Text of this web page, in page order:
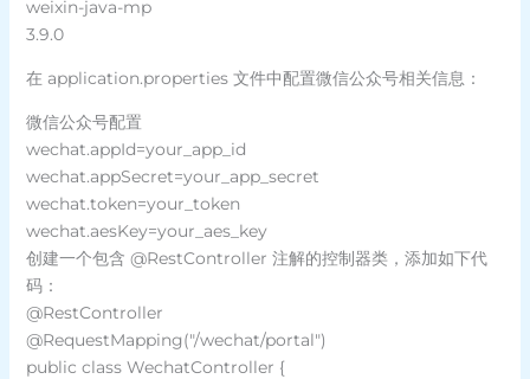
weixin-java-mp
3.9.0
在 application.properties 文件中配置微信公众号相关信息：
微信公众号配置
wechat.appId=your_app_id
wechat.appSecret=your_app_secret
wechat.token=your_token
wechat.aesKey=your_aes_key
创建一个包含 @RestController 注解的控制器类，添加如下代
码：
@RestController
@RequestMapping("/wechat/portal")
public class WechatController {